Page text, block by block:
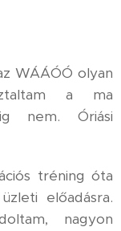
WÁÁÓÓ olyan
a ma
nem. Óriási
tréning óta
előadásra.
nagyon